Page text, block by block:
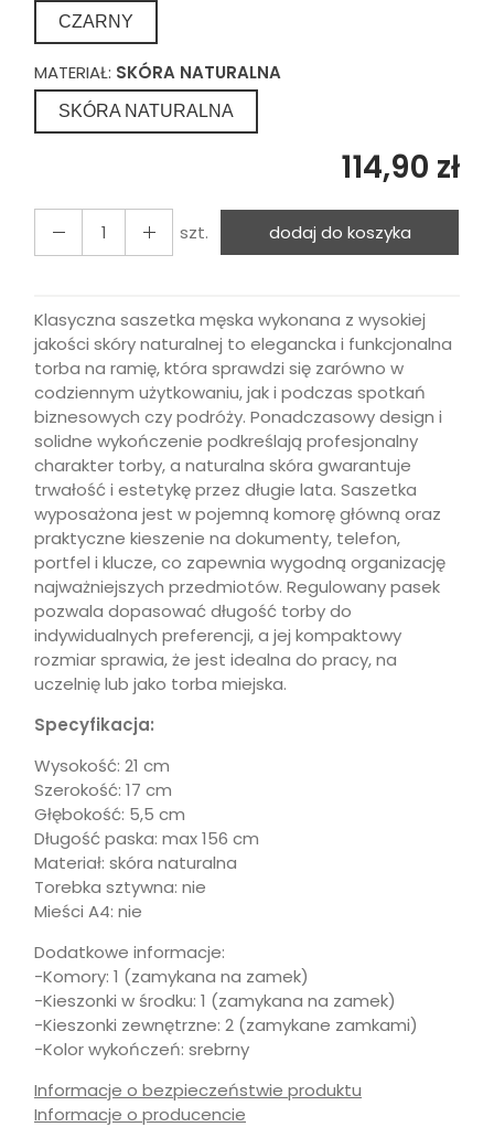
CZARNY
MATERIAŁ: SKÓRA NATURALNA
SKÓRA NATURALNA
114,90 zł
szt. dodaj do koszyka
Klasyczna saszetka męska wykonana z wysokiej
jakości skóry naturalnej to elegancka i funkcjonalna
torba na ramię, która sprawdzi się zarówno w
codziennym użytkowaniu, jak i podczas spotkań
biznesowych czy podróży. Ponadczasowy design i
solidne wykończenie podkreślają profesjonalny
charakter torby, a naturalna skóra gwarantuje
trwałość i estetykę przez długie lata. Saszetka
wyposażona jest w pojemną komorę główną oraz
praktyczne kieszenie na dokumenty, telefon,
portfel i klucze, co zapewnia wygodną organizację
najważniejszych przedmiotów. Regulowany pasek
pozwala dopasować długość torby do
indywidualnych preferencji, a jej kompaktowy
rozmiar sprawia, że jest idealna do pracy, na
uczelnię lub jako torba miejska.
Specyfikacja:
Wysokość: 21 cm
Szerokość: 17 cm
Głębokość: 5,5 cm
Długość paska: max 156 cm
Materiał: skóra naturalna
Torebka sztywna: nie
Mieści A4: nie
Dodatkowe informacje:
-Komory: 1 (zamykana na zamek)
-Kieszonki w środku: 1 (zamykana na zamek)
-Kieszonki zewnętrzne: 2 (zamykane zamkami)
-Kolor wykończeń: srebrny
Informacje o bezpieczeństwie produktu
Informacje o producencie